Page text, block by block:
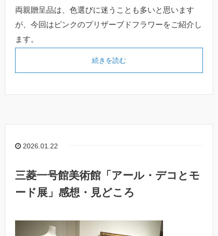
両親贈呈品は、色選びに迷うことも多いと思います
が、今回はピンクのプリザーブドフラワーをご紹介し
ます。
続きを読む
2026.01.22
三菱一号館美術館「アール・デコとモ
ード展」感想・見どころ